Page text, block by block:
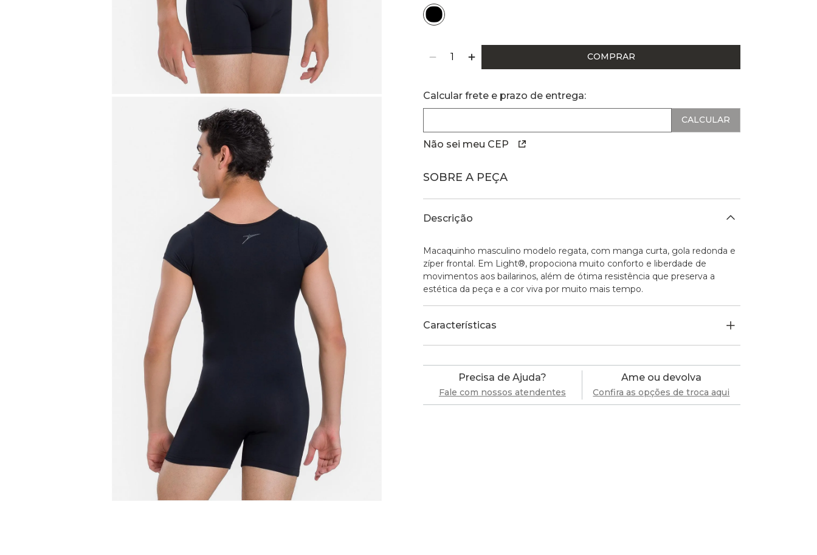
COMPRAR
Calcular frete e prazo de entrega:
Não sei meu CEP
SOBRE A PEÇA
Descrição
Macaquinho masculino modelo regata, com manga curta, gola redonda e
zíper frontal. Em Light®, propociona muito conforto e liberdade de
movimentos aos bailarinos, além de ótima resistência que preserva a
estética da peça e a cor viva por muito mais tempo.
Características
Precisa de Ajuda?
Fale com nossos atendentes
Ame ou devolva
Confira as opções de troca aqui